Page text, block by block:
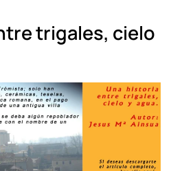
trigales, cielo